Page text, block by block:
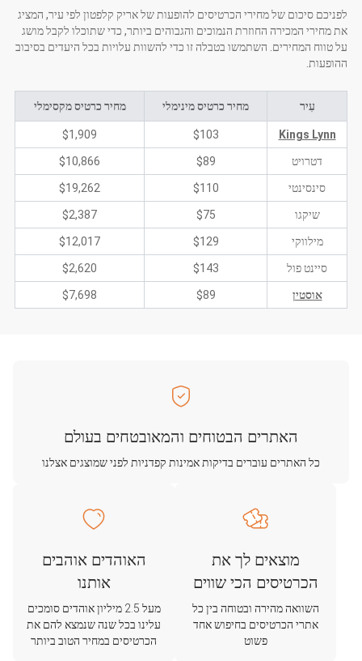
לפניכם סיכום של מחירי הכרטיסים להופעות של אריק קלפטון לפי עיר, המציג
את מחירי המכירה החוזרת הנמוכים והגבוהים ביותר, כדי שתוכלו לקבל מושג
על טווח המחירים. השתמשו בטבלה זו כדי להשוות עלויות בכל היעדים בסיבוב
ההופעות.
עִיר מחיר כרטיס מינימלי מחיר כרטיס מקסימלי
Kings Lynn
$103
$1,909
דטרויט $89
$10,866
סינסינטי $110
$19,262
שיקגו $75
$2,387
מילווקי $129
$12,017
סיינט פול $143
$2,620
אוסטין $89
$7,698
האתרים הבטוחים והמאובטחים בעולם
כל האתרים עוברים בדיקות אמינות קפדניות לפני שמוצגים אצלנו
מוצאים לך את
הכרטיסים הכי שווים
השוואה מהירה ובטוחה בין כל
אתרי הכרטיסים בחיפוש אחד
פשוט
האוהדים אוהבים
אותנו
מעל 2.5 מיליון אוהדים סומכים
עלינו בכל שנה שנמצא להם את
הכרטיסים במחיר הטוב ביותר